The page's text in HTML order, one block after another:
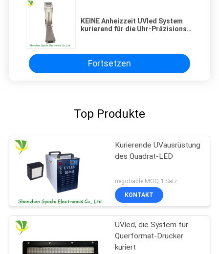
KEINE Anheizzeit UVled System
kurierend für die Uhr-Präzisions-
Fortsetzen
Top Produkte
Kurierende UVausrüstung
des Quadrat-LED
negotiable MOQ:1 Satz
KONTAKT
UVled, die System für
Querformat-Drucker
kuriert